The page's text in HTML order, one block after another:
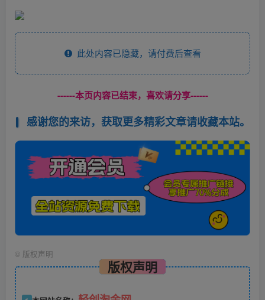
此处内容已隐藏，请付费后查看
------本页内容已结束，喜欢请分享------
感谢您的来访，获取更多精彩文章请收藏本站。
© 版权声明
版权声明